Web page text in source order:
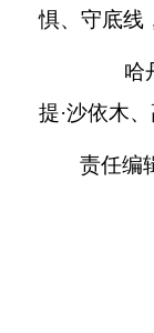
惧、守底线
哈
提·沙依木
责任编